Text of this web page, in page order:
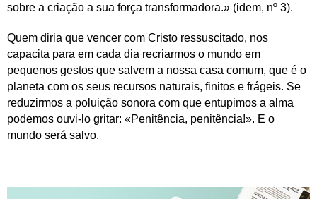
sobre a criação a sua força transformadora.» (idem, nº 3).
Quem diria que vencer com Cristo ressuscitado, nos
capacita para em cada dia recriarmos o mundo em
pequenos gestos que salvem a nossa casa comum, que é o
planeta com os seus recursos naturais, finitos e frágeis. Se
reduzirmos a poluição sonora com que entupimos a alma
podemos ouvi-lo gritar: «Penitência, penitência!». E o
mundo será salvo.